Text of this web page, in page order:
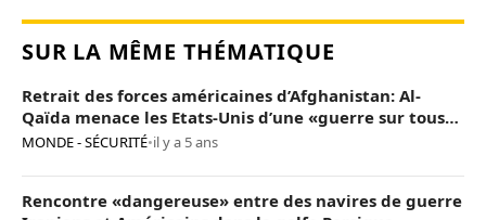
SUR LA MÊME THÉMATIQUE
Retrait des forces américaines d’Afghanistan: Al-
Qaïda menace les Etats-Unis d’une «guerre sur tous
les fronts»
MONDE - SÉCURITÉ•il y a 5 ans
Rencontre «dangereuse» entre des navires de guerre